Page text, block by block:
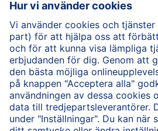
Frågor & Svar
Användarvillkor
Cookie policy
Om HiPP
HiPP för